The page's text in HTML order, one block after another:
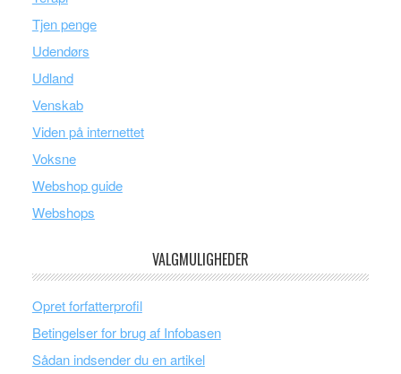
Tjen penge
Udendørs
Udland
Venskab
Viden på internettet
Voksne
Webshop guide
Webshops
VALGMULIGHEDER
Opret forfatterprofil
Betingelser for brug af Infobasen
Sådan indsender du en artikel